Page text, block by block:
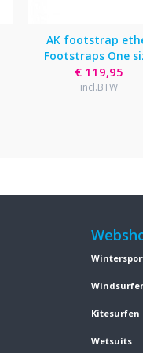
AK footstrap
Footstraps One
€ 119,95
incl.BTW
Kitesurfen
Wetsuits